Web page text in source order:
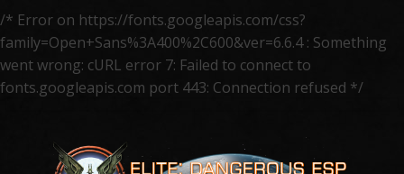
/* Error on https://fonts.googleapis.com/css?
family=Open+Sans%3A400%2C600&ver=6.6.4 : Something
went wrong: cURL error 7: Failed to connect to
fonts.googleapis.com port 443: Connection refused */